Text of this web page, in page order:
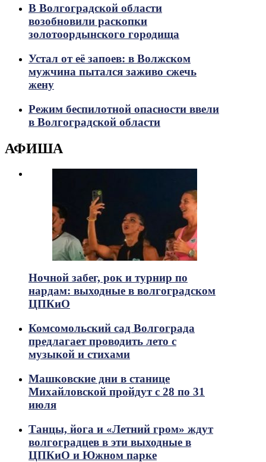
В Волгоградской области
возобновили раскопки
золотоордынского городища
Устал от её запоев: в Волжском
мужчина пытался заживо сжечь
жену
Режим беспилотной опасности ввели
в Волгоградской области
АФИША
Ночной забег, рок и турнир по
нардам: выходные в волгоградском
ЦПКиО
Комсомольский сад Волгограда
предлагает проводить лето с
музыкой и стихами
Машковские дни в станице
Михайловской пройдут с 28 по 31
июля
Танцы, йога и «Летний гром» ждут
волгоградцев в эти выходные в
ЦПКиО и Южном парке